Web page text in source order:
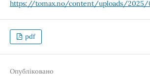
https://tomax.no/content/uploads/2025/
pdf
Опубліковано